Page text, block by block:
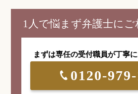
1人で悩まず弁護士に
まずは専任の受付職員が丁寧
0120-